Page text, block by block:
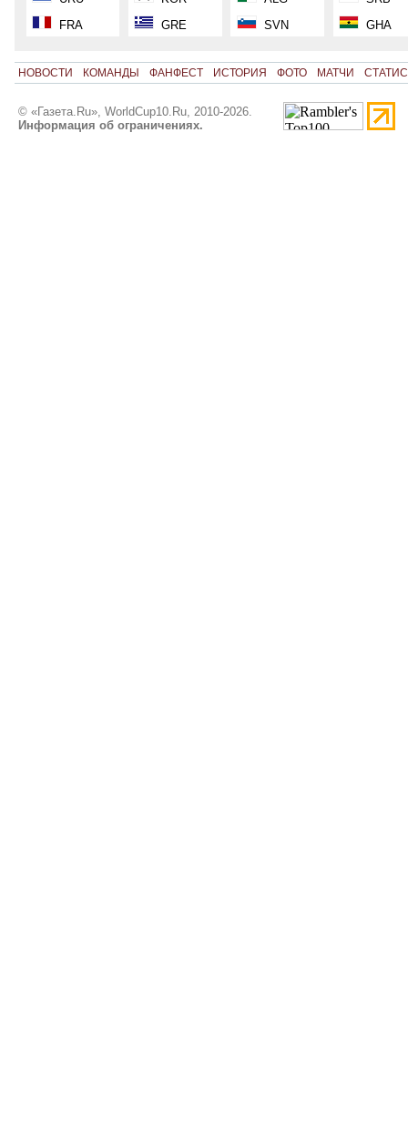
FRA
GRE
SVN
GHA
НОВОСТИ КОМАНДЫ ФАНФЕСТ ИСТОРИЯ ФОТО МАТЧИ
© «Газета.Ru», WorldCup10.Ru, 2010-2026.
Информация об ограничениях.